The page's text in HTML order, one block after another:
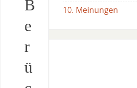
B
e
r
ü
10. Meinungen